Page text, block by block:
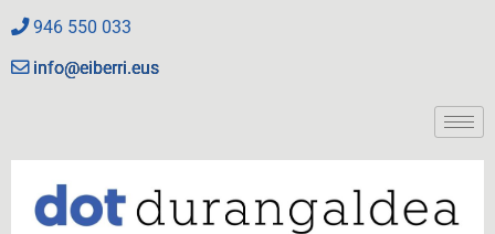
946 550 033
info@eiberri.eus